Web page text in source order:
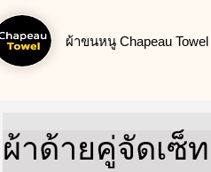
ผ้าขนหนู Chapeau
ผ้าด้ายคู่จัดเซ็ท